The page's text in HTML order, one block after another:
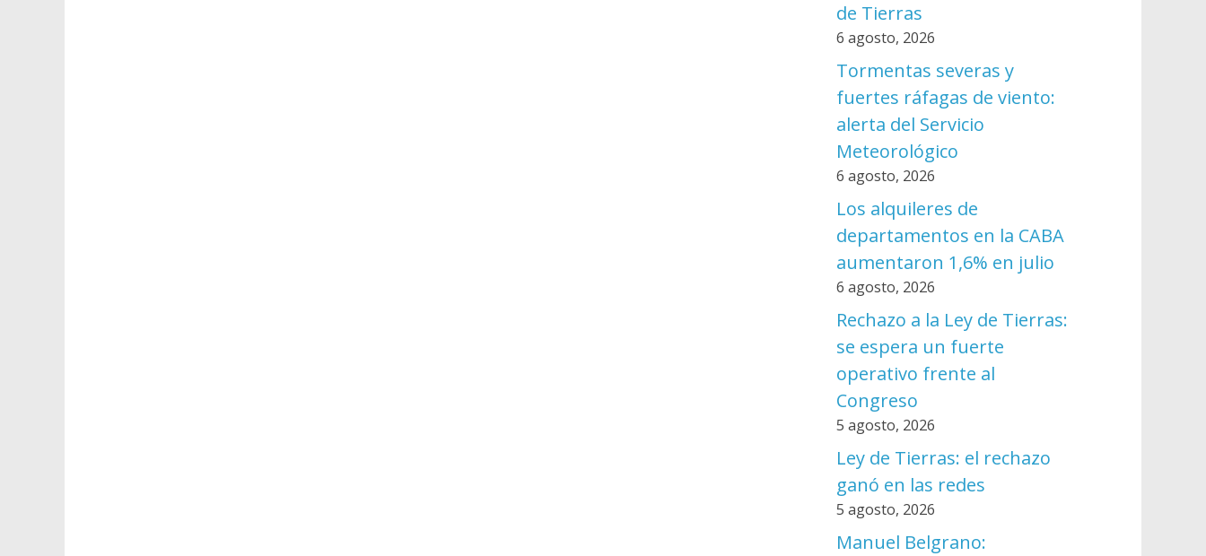
de Tierras
6 agosto, 2026
Tormentas severas y
fuertes ráfagas de viento:
alerta del Servicio
Meteorológico
6 agosto, 2026
Los alquileres de
departamentos en la CABA
aumentaron 1,6% en julio
6 agosto, 2026
Rechazo a la Ley de Tierras:
se espera un fuerte
operativo frente al
Congreso
5 agosto, 2026
Ley de Tierras: el rechazo
ganó en las redes
5 agosto, 2026
Manuel Belgrano: